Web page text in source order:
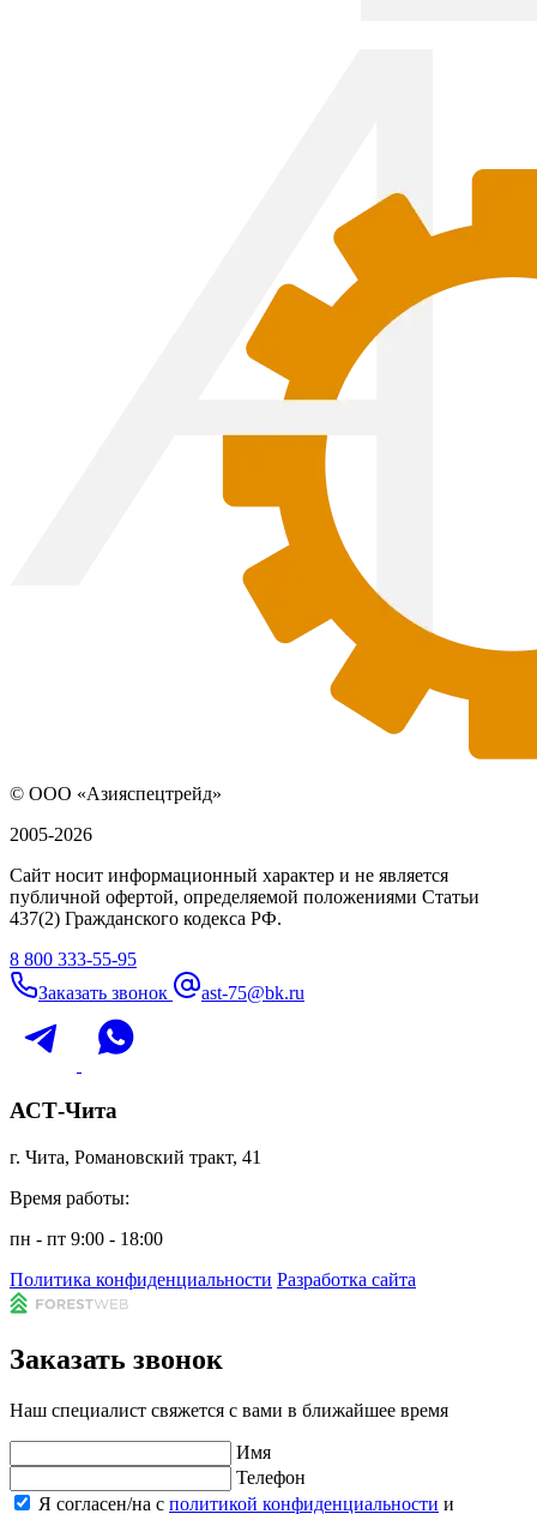
© ООО «Азияспецтрейд»
2005-2026
Сайт носит информационный характер и не является
публичной офертой, определяемой положениями Статьи
437(2) Гражданского кодекса РФ.
8 800 333-55-95
Заказать звонок
ast-75@bk.ru
АСТ-Чита
г. Чита, Романовский тракт, 41
Время работы:
пн - пт 9:00 - 18:00
Политика конфиденциальности Разработка сайта
Заказать звонок
Наш специалист свяжется с вами в ближайшее время
Имя
Телефон
Я согласен/на с политикой конфиденциальности и